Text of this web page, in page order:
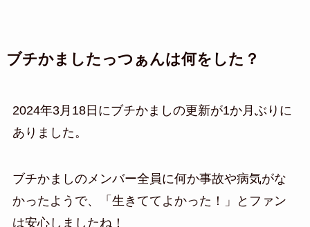
ブチかましたっつぁんは何をした？
2024年3月18日にブチかましの更新が1か月ぶりに
ありました。
ブチかましのメンバー全員に何か事故や病気がな
かったようで、「生きててよかった！」とファン
は安心しましたね！